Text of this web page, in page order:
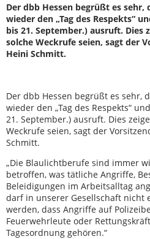
Der dbb Hessen begrüßt es sehr,
wieder den „Tag des Respekts“
bis 21. September.) ausruft. Dies
solche Weckrufe seien, sagt der
Heini Schmitt.
Der dbb Hessen begrüßt es sehr,
wieder den „Tag des Respekts“
21. September.) ausruft. Dies
Weckrufe seien, sagt der
Schmitt.
„Die Blaulichtberufe sind immer
betroffen, was tätliche Angriffe,
Beleidigungen im Arbeitsalltag
darf in unserer Gesellschaft nicht
werden, dass Angriffe auf
Feuerwehrleute oder
Tagesordnung gehören.“